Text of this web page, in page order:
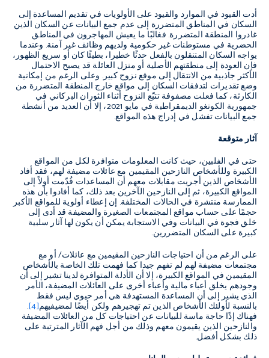
أدت القيود في الموارد والقيود على الأولويات في تقديم المساعدة إلى
السكان في المناطق المتضررة إلى عدم جمع البيانات عن السكان الذين
غادروا المنطقة المتضررة. فغالبًا ما يعيش المهاجرون في المناطق
الحضرية في مستوطنات غير حكومية ولديهم وظائف غير آمنة. وعندما
يواجه السكان المتنقلون بالفعل حدثًا خطيرا، بطيئًا كان أو سريع الظهور،
فإن العودة إلى منطقتهم الأصلية أو منزل العائلة قد يصبح الاحتمال
الأكثر جاذبية من الانتقال إلى موقع نزوح كبير. وعلى الرغم من إمكانية
وضع تقديرات لتدفقات السكان إلى مواقع خارج المنطقة المتضررة من
الكارثة، كما فعلت مصفوفة تتبّع النزوح أثناء الثوران البركاني في
جمهورية الكونغو الديمقراطية في مايو 2021، إلا أن العديد من أنشطة
جمع البيانات تفشل في إدراج هذه المواقع.
آثار متوقعة
حتى في الفلبين، حيث كانت المعلومات متوافرة لكل من المواقع
الكبيرة وللأشخاص النازحين المقيمين مع عائلات مضيفة لهم، فقد أفاد
الأشخاص الذين أجريت مقابلات معهم أن المساعدات قُدّمت أولاً إلى
المواقع الكبيرة، ثم إلى النازحين الآخرين بعد ذلك، كما أفادوا بأن هذه
الممارسة منتشرة في الحالات المختلفة. إن إعطاء أولوية للمواقع الأكبر
حجمًا على حساب مواقع المجتمعات الصغيرة والمضيفة قد أدى إلى
خلق فجوة في البيانات وفي الاستجابة يمكن أن يكون لها آثار سلبية
كبيرة على السكان المتضررين.
على الرغم من أن احتياجات النازحين المقيمين مع عائلات/ أو مع
مجتمعات مضيفة لهم لم تفهم جيدا كما فهمت تلك الخاصة بالأشخاص
المقيمين في المواقع الكبيرة، إلا أن الأدلة المتوافرة لدينا تشير إلى أن
وجودهم يخلق أعباء مالية وأعباء أخرى على العائلات المضيفة، الأمر
الذي يشير إلى أن المساعدة المستهدفة هي أمر حيوي ليس فقط
بالنسبة لأولئك الأشخاص الذين تم تهجيرهم ولكن أيضًا لمضيفيهم[4]
.
فهناك إذًا حاجة ماسة للبيانات عن احتياجات كل من العائلات المضيفة
والنازحين الذين يقيمون معهم وذلك من أجل فهم الآثار المترتبة على
ذلك بشكل أفضل.